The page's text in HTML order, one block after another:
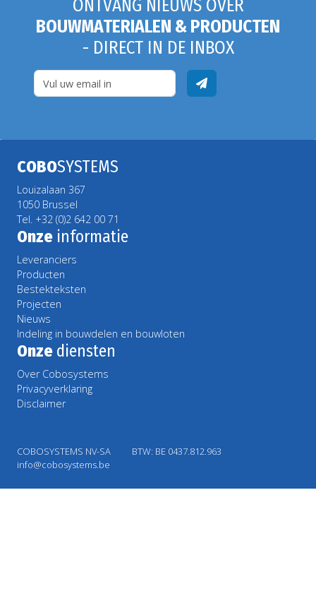
ONTVANG NIEUWS OVER
BOUWMATERIALEN & PRODUCTEN
- DIRECT IN DE INBOX
COBOSYSTEMS
Louizalaan 367
1050 Brussel
Tel. +32 (0)2 642 00 71
Onze informatie
Leveranciers
Producten
Bestekteksten
Projecten
Nieuws
Indeling in bouwdelen en bouwloten
Onze diensten
Over Cobosystems
Privacyverklaring
Disclaimer
COBOSYSTEMS NV-SA
BTW: BE 0437.812.963
info@cobosystems.be